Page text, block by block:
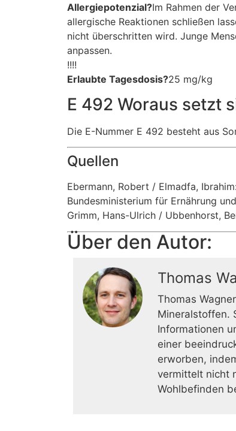
Allergiepotenzial?Im Rahmen der
allergische Reaktionen schließen
nicht überschritten wird. Junge
anpassen.
!!!!
Erlaubte Tagesdosis?25 mg/kg
E 492 Woraus setzt
Die E-Nummer E 492 besteht aus
Quellen
Ebermann, Robert / Elmadfa,
Bundesministerium für Ernährung
Grimm, Hans-Ulrich / Ubbenhorst,
Über den Autor:
Thomas
Thomas
Mineralstoffen.
Informationen
einer
erworben,
vermittelt nicht
Wohlbefinden